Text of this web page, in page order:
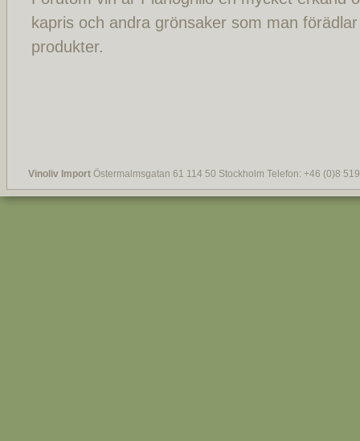
kapris och andra grönsaker som man
produkter.
Vinoliv Import Östermalmsgatan 61 114 50 Stockholm Telefon: +46 (0)8